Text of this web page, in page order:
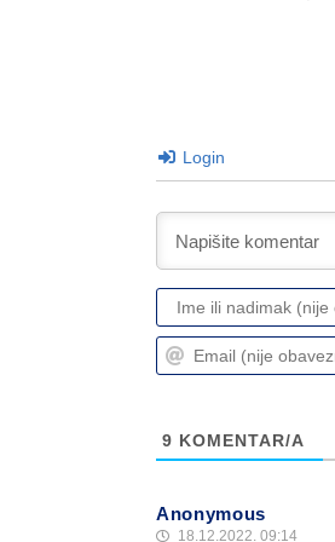
Login
9 KOMENTAR/A
Anonymous
18.12.2022. 09:14